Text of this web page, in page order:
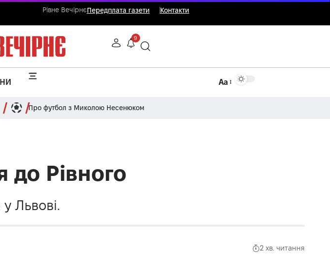
Рівне ВечірнєПередплата газети Контакти
9
Аа
Про футбол з Миколою Несенюком
до Рівного
Львові.
2 хв. читання